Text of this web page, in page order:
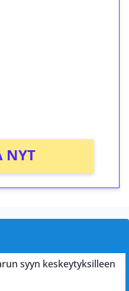
NYT
syyn keskeytyksilleen